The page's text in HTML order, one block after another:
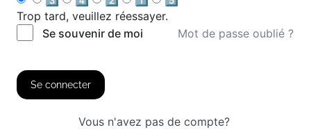
Trop tard, veuillez réessayer.
Se souvenir de moi
Mot de passe oublié ?
Se connecter
Vous n'avez pas de compte?